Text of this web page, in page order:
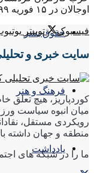
حقوق بشر
فرهنگ و هنر
یادداشت
اوجالان در ۱۵ فوریه ۱۹۹۹، همچنان در قالب یک گروه که ...
فیسبوک
توییتر
سایت خبری و
کوردپاریز، هیچ تعلق
میان انبوه سیاست
رویکردی مستقل،
منطقه و جهان داشته
ما را در شبکه های